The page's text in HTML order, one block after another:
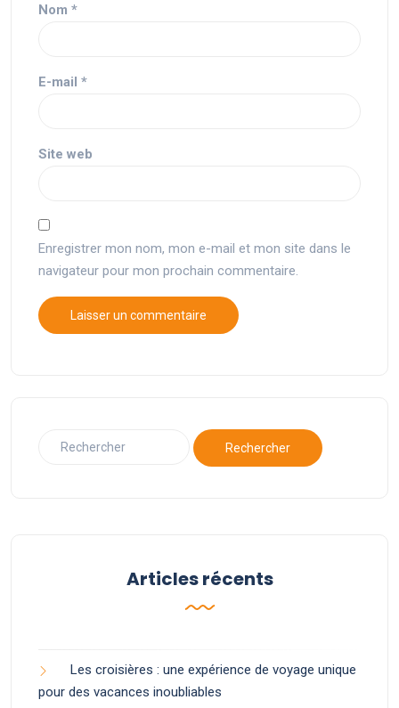
Nom *
E-mail *
Site web
Enregistrer mon nom, mon e-mail et mon site dans le
navigateur pour mon prochain commentaire.
Articles récents
Les croisières : une expérience de voyage unique
pour des vacances inoubliables